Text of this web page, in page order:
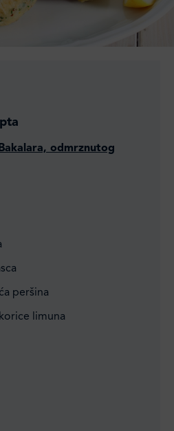
odmrznutog
peršina
limuna